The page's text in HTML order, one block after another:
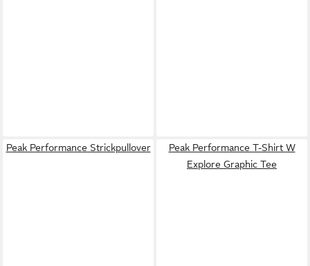
Peak Performance Strickpullover
Peak Performance T-Shirt W
Explore Graphic Tee